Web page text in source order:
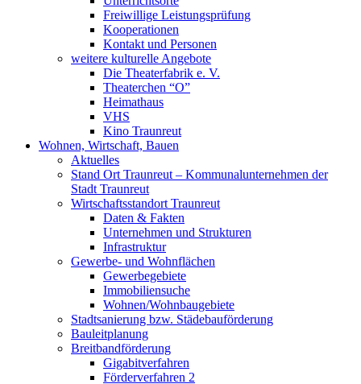
Freiwillige Leistungsprüfung
Kooperationen
Kontakt und Personen
weitere kulturelle Angebote
Die Theaterfabrik e. V.
Theaterchen “O”
Heimathaus
VHS
Kino Traunreut
Wohnen, Wirtschaft, Bauen
Aktuelles
Stand Ort Traunreut – Kommunalunternehmen der
Stadt Traunreut
Wirtschaftsstandort Traunreut
Daten & Fakten
Unternehmen und Strukturen
Infrastruktur
Gewerbe- und Wohnflächen
Gewerbegebiete
Immobiliensuche
Wohnen/Wohnbaugebiete
Stadtsanierung bzw. Städebauförderung
Bauleitplanung
Breitbandförderung
Gigabitverfahren
Förderverfahren 2